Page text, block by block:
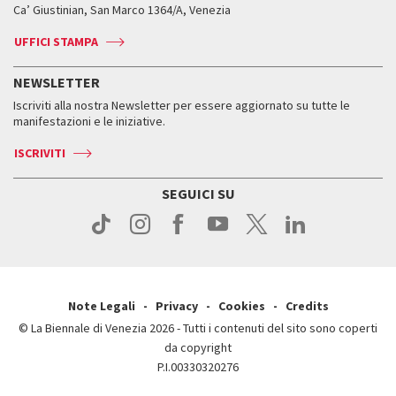
Come raggiungerci
Press
Orari e sedi
Accrediti
Come raggiungerci
Biglietti
Accrediti
Come raggiungerci
Contatti
Press
Come raggiungerci
Press
Leone d’argento
Edizioni passate
Orari e sedi
Biglietti
Servizi al pubblico
Come raggiungerci
Contatti
Biennale College ASAC
ASAC DATI
Storia
Orari e sedi
Ca’ Giustinian, San Marco 1364/A, Venezia
UFFICI STAMPA
NEWSLETTER
Iscriviti alla nostra Newsletter per essere aggiornato su tutte le
manifestazioni e le iniziative.
ISCRIVITI
SEGUICI SU
Note Legali Privacy Cookies
Credits
© La Biennale di Venezia 2026 - Tutti i contenuti del sito sono coperti
da copyright
P.I.00330320276